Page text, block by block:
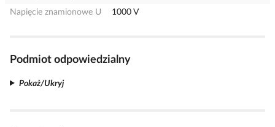
Napięcie znamionowe U 1000 V
Podmiot odpowiedzialny
Pokaż/Ukryj